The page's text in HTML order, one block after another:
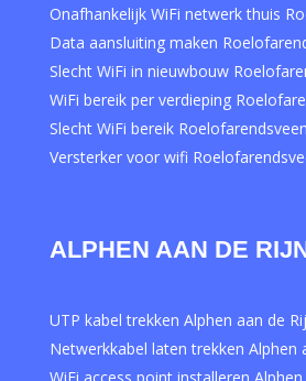
Onafhankelijk WiFi netwerk thuis
Data aansluiting maken
Slecht WiFi in nieuwbouw
WiFi bereik per verdieping
Slecht WiFi bereik Roelofarendsveen
Versterker voor wifi
ALPHEN AAN DE
UTP kabel trekken Alphen aan de
Netwerkkabel laten trekken Alphen